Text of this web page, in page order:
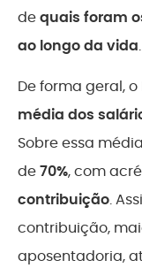
dequais foram
ao longo da vida.
De forma geral,
média dos
Sobre essa
de70%, com
contribuição.
contribuição,
aposentadoria,